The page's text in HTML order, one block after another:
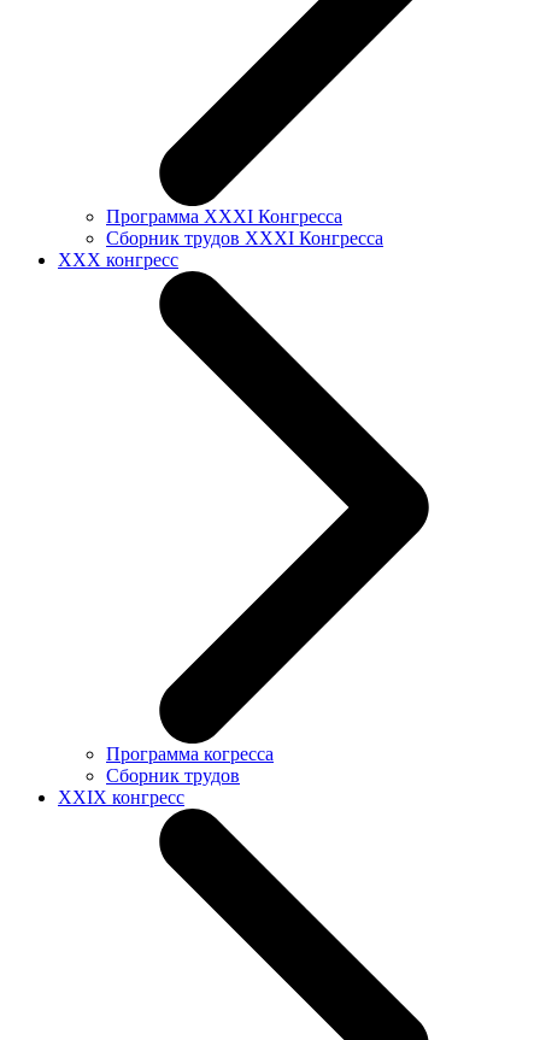
Программа XXXI Конгресса
Сборник трудов XXXI Конгресса
XXX конгресс
Программа когресса
Сборник трудов
XXIX конгресс